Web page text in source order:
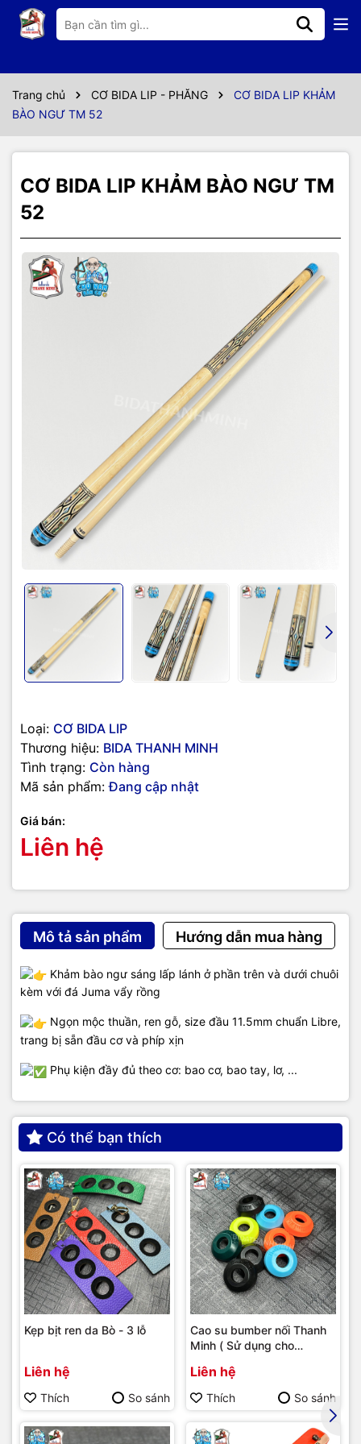
Trang chủ CƠ BIDA LIP - PHĂNG
CƠ BIDA LIP KHẢM
BÀO NGƯ TM 52
CƠ BIDA LIP KHẢM BÀO NGƯ TM
52
Loại: CƠ BIDA LIP
Thương hiệu: BIDA THANH MINH
Tình trạng: Còn hàng
Mã sản phẩm: Đang cập nhật
Giá bán:
Liên hệ
Mô tả sản phẩm Hướng dẫn mua hàng
Khảm bào ngư sáng lấp lánh ở phần trên và dưới chuôi
kèm với đá Juma vẩy rồng
Ngọn mộc thuần, ren gỗ, size đầu 11.5mm chuẩn Libre,
trang bị sẵn đầu cơ và phíp xịn
Phụ kiện đầy đủ theo cơ: bao cơ, bao tay, lơ, ...
Có thể bạn thích
Kẹp bịt ren da Bò - 3 lỗ
Liên hệ
Thích So sánh
Cao su bumber nối Thanh
Minh ( Sử dụng cho
Liên hệ
Thích So sánh
Thông số kỹ thuật
với đá Juma vẩy rồng
Ngọn mộc thuần, ren gỗ, size đầu 11.5mm chuẩn Libre, trang
Phụ kiện đầy đủ theo cơ: bao cơ, bao tay, lơ, ...